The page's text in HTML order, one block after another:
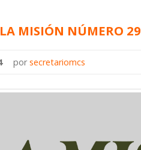
MISIÓN NÚMERO 29
porsecretariomcs